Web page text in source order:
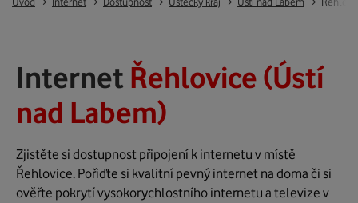
Internet Řehlovice (Ústí
nad Labem)
Zjistěte si dostupnost připojení k internetu v místě
Řehlovice. Pořiďte si kvalitní pevný internet na doma či si
ověřte pokrytí vysokorychlostního internetu a televize v